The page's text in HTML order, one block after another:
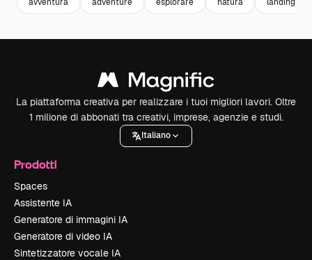
avventura adventure esplorare natura landing
La piattaforma creativa per realizzare i tuoi migliori lavori. Oltre
1 milione di abbonati tra creativi, imprese, agenzie e studi.
Italiano
Prodotti
Spaces
Assistente IA
Generatore di immagini IA
Generatore di video IA
Sintetizzatore vocale IA